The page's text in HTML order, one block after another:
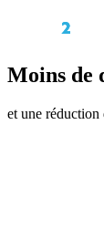
Moins de
et une réduction